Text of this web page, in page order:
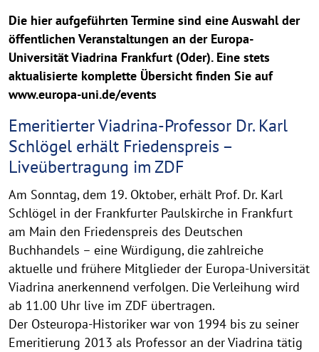
Die hier aufgeführten Termine sind eine Auswahl der
öffentlichen Veranstaltungen an der Europa-
Universität Viadrina Frankfurt (Oder). Eine stets
aktualisierte komplette Übersicht finden Sie auf
www.europa-uni.de/events
Emeritierter Viadrina-Professor Dr. Karl
Schlögel erhält Friedenspreis –
Liveübertragung im ZDF
Am Sonntag, dem 19. Oktober, erhält Prof. Dr. Karl
Schlögel in der Frankfurter Paulskirche in Frankfurt
am Main den Friedenspreis des Deutschen
Buchhandels – eine Würdigung, die zahlreiche
aktuelle und frühere Mitglieder der Europa-Universität
Viadrina anerkennend verfolgen. Die Verleihung wird
ab 11.00 Uhr live im ZDF übertragen.
Der Osteuropa-Historiker war von 1994 bis zu seiner
Emeritierung 2013 als Professor an der Viadrina tätig